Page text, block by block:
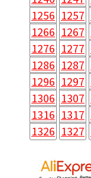
1256 1257
1266 1267
1276 1277
1286 1287
1296 1297
1306 1307
1316 1317
1326 1327